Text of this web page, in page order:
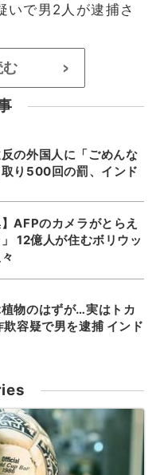
いで男2人が逮捕さ
む >
の外国人に「ごめんな
り500回の罰、インド
】AFPのカメラがとらえ
12億人が住むボリウッ
物のはずが…実はトカ
欺容疑で男を逮捕 インド